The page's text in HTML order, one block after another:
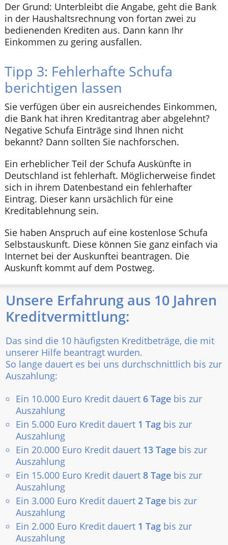
Der Grund: Unterbleibt die Angabe, geht die Bank
in der Haushaltsrechnung von fortan zwei zu
bedienenden Krediten aus. Dann kann Ihr
Einkommen zu gering ausfallen.
Tipp 3: Fehlerhafte Schufa
berichtigen lassen
Sie verfügen über ein ausreichendes Einkommen,
die Bank hat ihren Kreditantrag aber abgelehnt?
Negative Schufa Einträge sind Ihnen nicht
bekannt? Dann sollten Sie nachforschen.
Ein erheblicher Teil der Schufa Auskünfte in
Deutschland ist fehlerhaft. Möglicherweise findet
sich in ihrem Datenbestand ein fehlerhafter
Eintrag. Dieser kann ursächlich für eine
Kreditablehnung sein.
Sie haben Anspruch auf eine kostenlose Schufa
Selbstauskunft. Diese können Sie ganz einfach via
Internet bei der Auskunftei beantragen. Die
Auskunft kommt auf dem Postweg.
Unsere Erfahrung aus 10 Jahren
Kreditvermittlung:
Das sind die 10 häufigsten Kreditbeträge, die mit
unserer Hilfe beantragt wurden.
So lange dauert es bei uns durchschnittlich bis zur
Auszahlung:
Ein 10.000 Euro Kredit dauert6 Tage bis zur
Auszahlung
Ein 5.000 Euro Kredit dauert 1 Tag bis zur
Auszahlung
Ein 20.000 Euro Kredit dauert 13 Tage bis zur
Auszahlung
Ein 15.000 Euro Kredit dauert8 Tage bis zur
Auszahlung
Ein 3.000 Euro Kredit dauert2 Tage bis zur
Auszahlung
Ein 2.000 Euro Kredit dauert 1 Tag bis zur
Auszahlung